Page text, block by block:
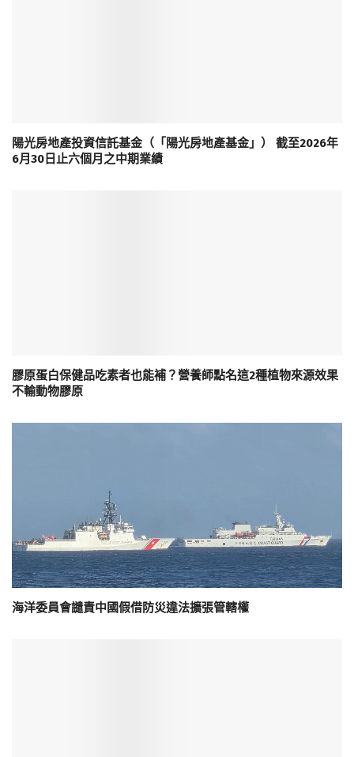
陽光房地產投資信託基金（「陽光房地產基金」） 截至2026年
6月30日止六個月之中期業績
膠原蛋白保健品吃素者也能補？營養師點名這2種植物來源效果
不輸動物膠原
海洋委員會譴責中國假借防災違法擴張管轄權